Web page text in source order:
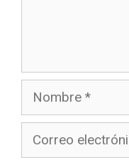
Nombre
Correo